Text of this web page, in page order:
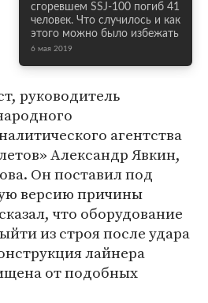
сгоревшем SSJ-100 погиб 41
человек. Что случилось и как
этого можно было избежать
6 мая 2019
руководитель
агентства
Александр Явкин,
Он поставил под
версию причины
что оборудование
из строя после удара
лайнера
от подобных